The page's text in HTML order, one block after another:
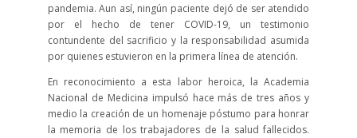
pandemia. Aun así, ningún paciente dejó de ser atendido
por el hecho de tener COVID-19, un testimonio
contundente del sacrificio y la responsabilidad asumida
por quienes estuvieron en la primera línea de atención.
En reconocimiento a esta labor heroica, la Academia
Nacional de Medicina impulsó hace más de tres años y
medio la creación de un homenaje póstumo para honrar
la memoria de los trabajadores de la salud fallecidos.